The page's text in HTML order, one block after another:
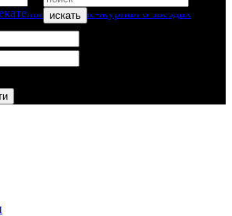
искать